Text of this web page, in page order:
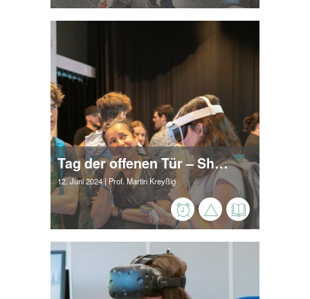
Tag der offenen Tür – Showtime für die Medienstudiengänge der Hochschule Harz
12. Juni 2024| Prof. Martin Kreyßig